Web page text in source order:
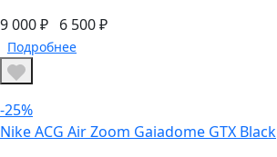
9 000 ₽ 6 500 ₽
Подробнее
-25%
Nike ACG Air Zoom Gaiadome GTX Black